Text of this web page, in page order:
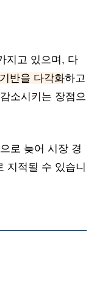
지고 있으며, 다
반을 다각화하고
소시키는 장점으
로 늦어 시장 경
지적될 수 있습니